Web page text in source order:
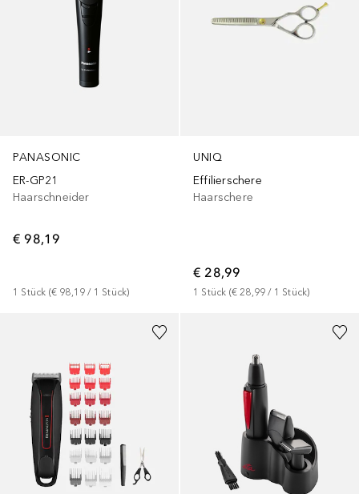
PANASONIC
ER-GP21
Haarschneider
€ 98,19
1 Stück (€ 98,19 / 1 Stück)
UNIQ
Effilierschere
Haarschere
€ 28,99
1 Stück (€ 28,99 / 1 Stück)